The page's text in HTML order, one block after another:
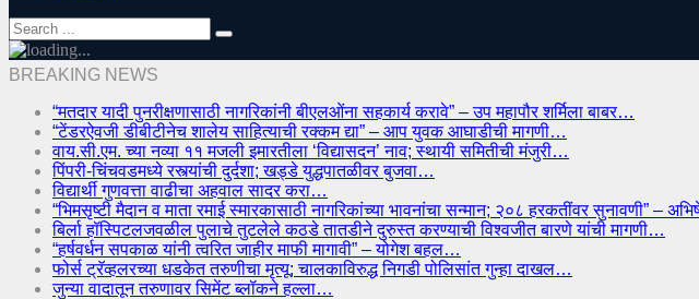
BREAKING NEWS
“मतदार यादी पुनरीक्षणासाठी नागरिकांनी बीएलओंना सहकार्य करावे” – उप महापौर शर्मिला बाबर…
“टेंडरऐवजी डीबीटीनेच शालेय साहित्याची रक्कम द्या” – आप युवक आघाडीची मागणी…
वाय.सी.एम. च्या नव्या ११ मजली इमारतीला ‘विद्यासदन’ नाव; स्थायी समितीची मंजुरी…
पिंपरी-चिंचवडमध्ये रस्त्यांची दुर्दशा; खड्डे युद्धपातळीवर बुजवा…
विद्यार्थी गुणवत्ता वाढीचा अहवाल सादर करा…
“भिमसृष्टी मैदान व माता रमाई स्मारकासाठी नागरिकांच्या भावनांचा सन्मान; २०८ हरकतींवर सुनावणी” –
बिर्ला हॉस्पिटलजवळील पुलाचे तुटलेले कठडे तातडीने दुरुस्त करण्याची विश्वजीत बारणे यांची मागणी…
“हर्षवर्धन सपकाळ यांनी त्वरित जाहीर माफी मागावी” – योगेश बहल…
फोर्स ट्रॅव्हलरच्या धडकेत तरुणीचा मृत्यू; चालकाविरुद्ध निगडी पोलिसांत गुन्हा दाखल…
जुन्या वादातून तरुणावर सिमेंट ब्लॉकने हल्ला…